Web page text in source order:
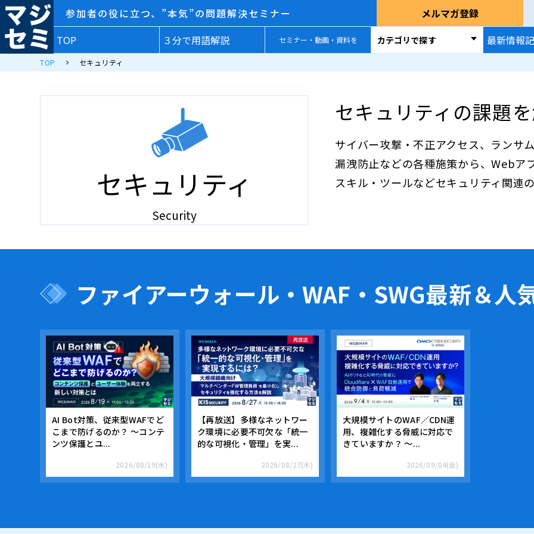
参加者の役に立つ、”本気”の問題解決セミナー メルマガ登録
TOP
３分で用語解説 セミナー・動画・資料を カテゴリで探す 最新情報
TOP セキュリティ
セキュリティ
Security
セキュリティの課題
サイバー攻撃・不正アクセス、ランサ
漏洩防止などの各種施策から、Webア
スキル・ツールなどセキュリティ関連
ファイアーウォール・WAF・SWG最新＆人
AI Bot対策、従来型WAFでど
こまで防げるのか？ ～コンテ
ンツ保護とユ...
2026/08/19(水)
【再放送】多様なネットワー
ク環境に必要不可欠な「統一
的な可視化・管理」を実...
2026/08/27(木)
大規模サイトのWAF／CDN運
用、複雑化する脅威に対応で
きていますか？ ～...
2026/09/04(金)